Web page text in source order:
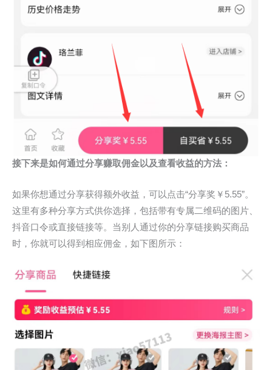
接下来是如何通过分享赚取佣金以及查看收益的方法：
如果你想通过分享获得额外收益，可以点击“分享奖￥5.55”。
这里有多种分享方式供你选择，包括带有专属二维码的图片、
抖音口令或直接链接等。当别人通过你的分享链接购买商品
时，你就可以得到相应佣金，如下图所示：